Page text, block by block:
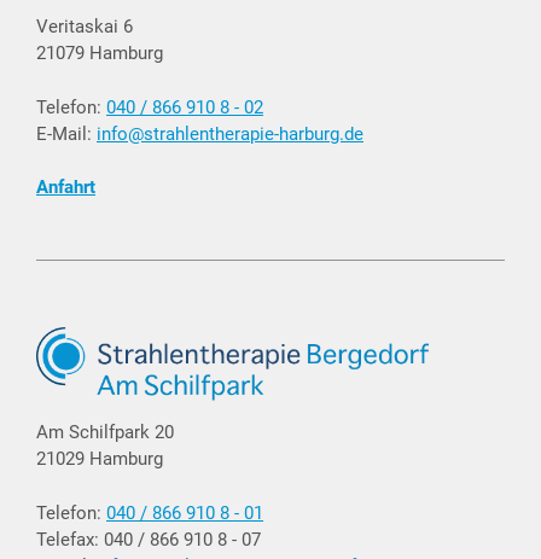
Veritaskai 6
21079 Hamburg
Telefon: 040 / 866 910 8 - 02
E-Mail: info@strahlentherapie-harburg.de
Anfahrt
Am Schilfpark 20
21029 Hamburg
Telefon: 040 / 866 910 8 - 01
Telefax: 040 / 866 910 8 - 07